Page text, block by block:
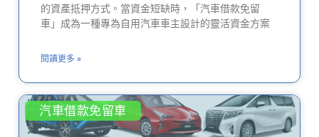
的資產抵押方式。當資金短缺時，「汽車借款免留
車」成為一種專為自用汽車車主設計的靈活資金方案
閱讀更多 »
汽車借款免留車